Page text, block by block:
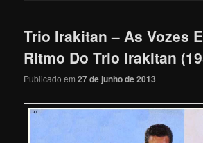
Trio Irakitan – As Vozes
Ritmo Do Trio Irakitan
Publicado em27 de junho de 2013